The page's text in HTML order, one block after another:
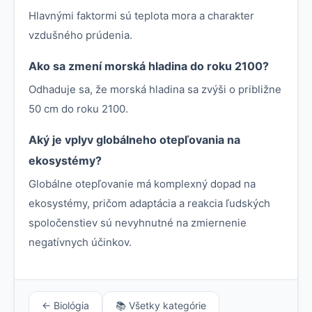
Hlavnými faktormi sú teplota mora a charakter
vzdušného prúdenia.
Ako sa zmení morská hladina do roku 2100?
Odhaduje sa, že morská hladina sa zvýši o približne
50 cm do roku 2100.
Aký je vplyv globálneho otepľovania na
ekosystémy?
Globálne otepľovanie má komplexný dopad na
ekosystémy, pričom adaptácia a reakcia ľudských
spoločenstiev sú nevyhnutné na zmiernenie
negatívnych účinkov.
← Biológia 📚 Všetky kategórie